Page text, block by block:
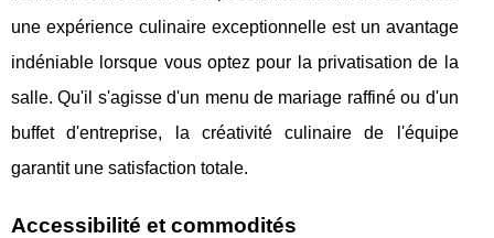
une expérience culinaire exceptionnelle est un avantage
indéniable lorsque vous optez pour la privatisation de la
salle. Qu'il s'agisse d'un menu de mariage raffiné ou d'un
buffet d'entreprise, la créativité culinaire de l'équipe
garantit une satisfaction totale.
Accessibilité et commodités